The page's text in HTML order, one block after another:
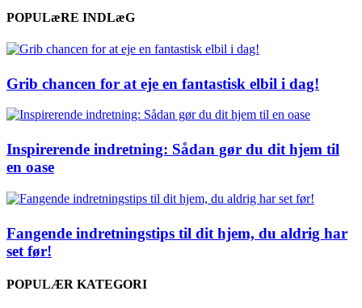
POPULæRE INDLæG
Grib chancen for at eje en fantastisk elbil i dag!
Inspirerende indretning: Sådan gør du dit hjem til
en oase
Fangende indretningstips til dit hjem, du aldrig har
set før!
POPULÆR KATEGORI